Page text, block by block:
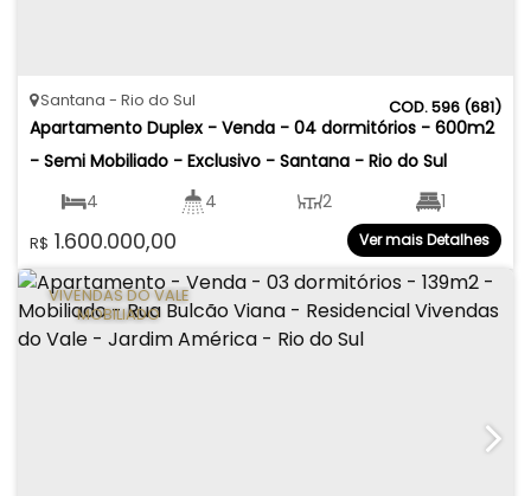
596 (681)
Apartamento Duplex - Venda - 04 dormitórios - 600m2
- Semi Mobiliado - Exclusivo - Santana - Rio do Sul
R$ 1.600.000,00
Santana Rio do Sul
4 4 2 1
2 Ver mais Detalhes
VIVENDAS DO VALE
MOBILIADO